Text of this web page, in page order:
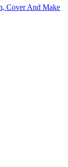
Cover And Make